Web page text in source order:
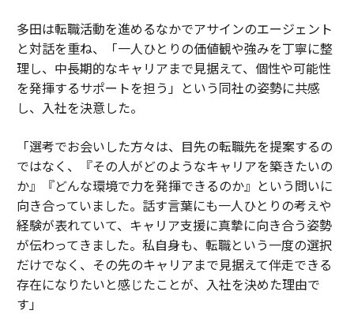
多田は転職活動を進めるなかでアサインのエージェント
と対話を重ね、「一人ひとりの価値観や強みを丁寧に整
理し、中長期的なキャリアまで見据えて、個性や可能性
を発揮するサポートを担う」という同社の姿勢に共感
し、入社を決意した。
「選考でお会いした方々は、目先の転職先を提案するの
ではなく、『その人がどのようなキャリアを築きたいの
か』『どんな環境で力を発揮できるのか』という問いに
向き合っていました。話す言葉にも一人ひとりの考えや
経験が表れていて、キャリア支援に真摯に向き合う姿勢
が伝わってきました。私自身も、転職という一度の選択
だけでなく、その先のキャリアまで見据えて伴走できる
存在になりたいと感じたことが、入社を決めた理由で
す」